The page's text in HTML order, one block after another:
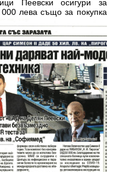
Пеевски осигури за
лева също за покупка